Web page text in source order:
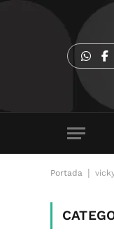
Portada